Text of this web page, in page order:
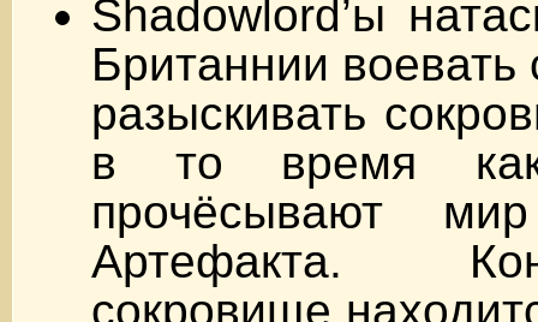
Shadowlord’ы
Британнии
разыскивать
в то время
прочёсывают
Артефакта.
сокровище